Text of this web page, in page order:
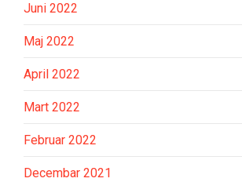
Juni 2022
Maj 2022
April 2022
Mart 2022
Februar 2022
Decembar 2021